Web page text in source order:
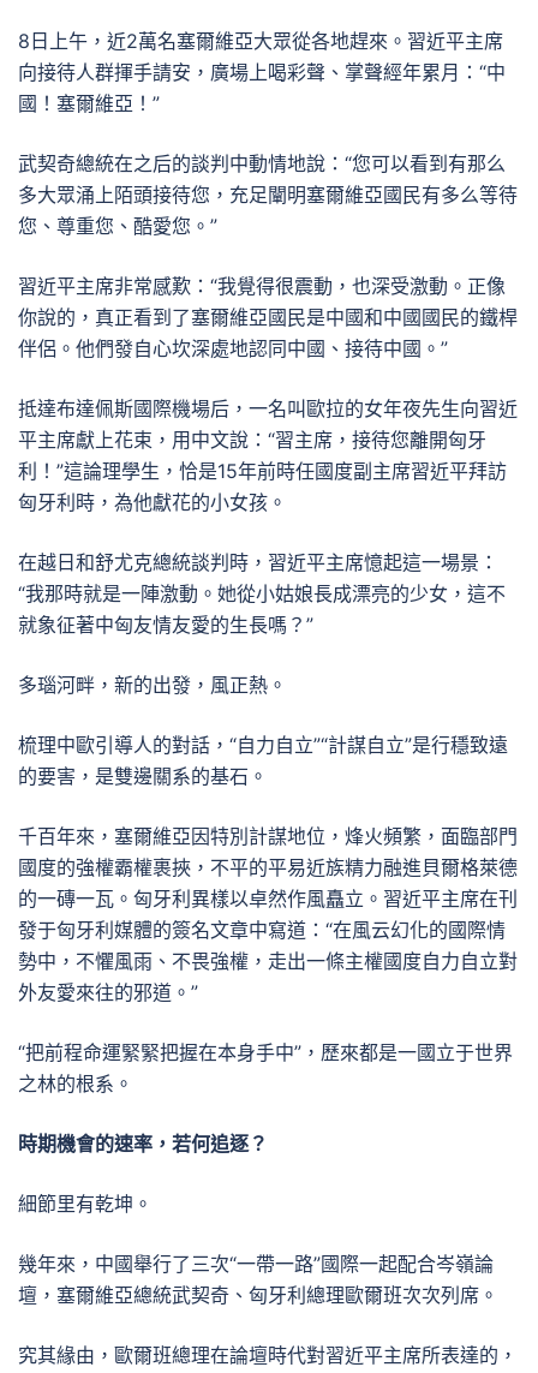
8日上午，近2萬名塞爾維亞大眾從各地趕來。習近平主席
向接待人群揮手請安，廣場上喝彩聲、掌聲經年累月：“中
國！塞爾維亞！”
武契奇總統在之后的談判中動情地說：“您可以看到有那么
多大眾涌上陌頭接待您，充足闡明塞爾維亞國民有多么等待
您、尊重您、酷愛您。”
習近平主席非常感歎：“我覺得很震動，也深受激動。正像
你說的，真正看到了塞爾維亞國民是中國和中國國民的鐵桿
伴侶。他們發自心坎深處地認同中國、接待中國。”
抵達布達佩斯國際機場后，一名叫歐拉的女年夜先生向習近
平主席獻上花束，用中文說：“習主席，接待您離開匈牙
利！”這論理學生，恰是15年前時任國度副主席習近平拜訪
匈牙利時，為他獻花的小女孩。
在越日和舒尤克總統談判時，習近平主席憶起這一場景：
“我那時就是一陣激動。她從小姑娘長成漂亮的少女，這不
就象征著中匈友情友愛的生長嗎？”
多瑙河畔，新的出發，風正熱。
梳理中歐引導人的對話，“自力自立”“計謀自立”是行穩致遠
的要害，是雙邊關系的基石。
千百年來，塞爾維亞因特別計謀地位，烽火頻繁，面臨部門
國度的強權霸權裹挾，不平的平易近族精力融進貝爾格萊德
的一磚一瓦。匈牙利異樣以卓然作風矗立。習近平主席在刊
發于匈牙利媒體的簽名文章中寫道：“在風云幻化的國際情
勢中，不懼風雨、不畏強權，走出一條主權國度自力自立對
外友愛來往的邪道。”
“把前程命運緊緊把握在本身手中”，歷來都是一國立于世界
之林的根系。
時期機會的速率，若何追逐？
細節里有乾坤。
幾年來，中國舉行了三次“一帶一路”國際一起配合岑嶺論
壇，塞爾維亞總統武契奇、匈牙利總理歐爾班次次列席。
究其緣由，歐爾班總理在論壇時代對習近平主席所表達的，